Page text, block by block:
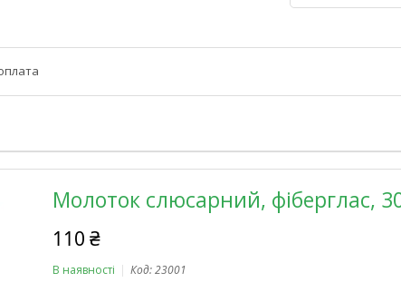
Молоток слюсарний, фіберглас,
110 ₴
В наявності Код:23001